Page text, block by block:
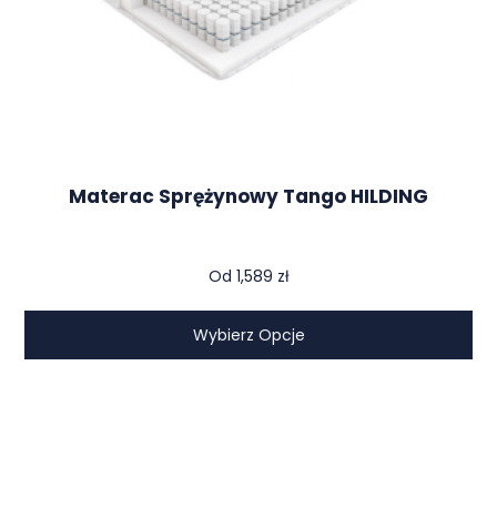
Materac Sprężynowy Tango HILDING
Od 1,589 zł
Wybierz Opcje